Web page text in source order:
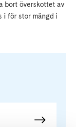
bort överskottet av
i för stor mängd i